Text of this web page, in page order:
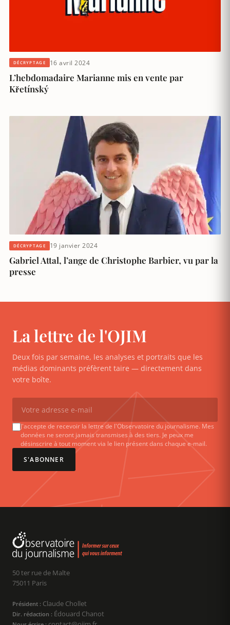
DÉCRYPTAGE 16 avril 2024
L’hebdomadaire Marianne mis en vente par
Křetínský
DÉCRYPTAGE 19 janvier 2024
Gabriel Attal, l’ange de Christophe Barbier, vu par la
presse
La lettre de l'OJIM
Deux fois par semaine, les analyses et portraits que les
médias dominants préfèrent taire — directement dans
votre boîte.
J'accepte de recevoir la lettre de l'Observatoire du journalisme. Mes
données ne seront jamais transmises à des tiers. Je peux me
désinscrire à tout moment via le lien présent dans chaque e-mail.
S'ABONNER
50 ter rue de Malte
75011 Paris
Président : Claude Chollet
Dir. rédaction : Édouard Chanot